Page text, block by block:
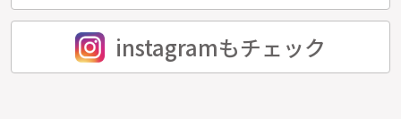
instagramもチェック